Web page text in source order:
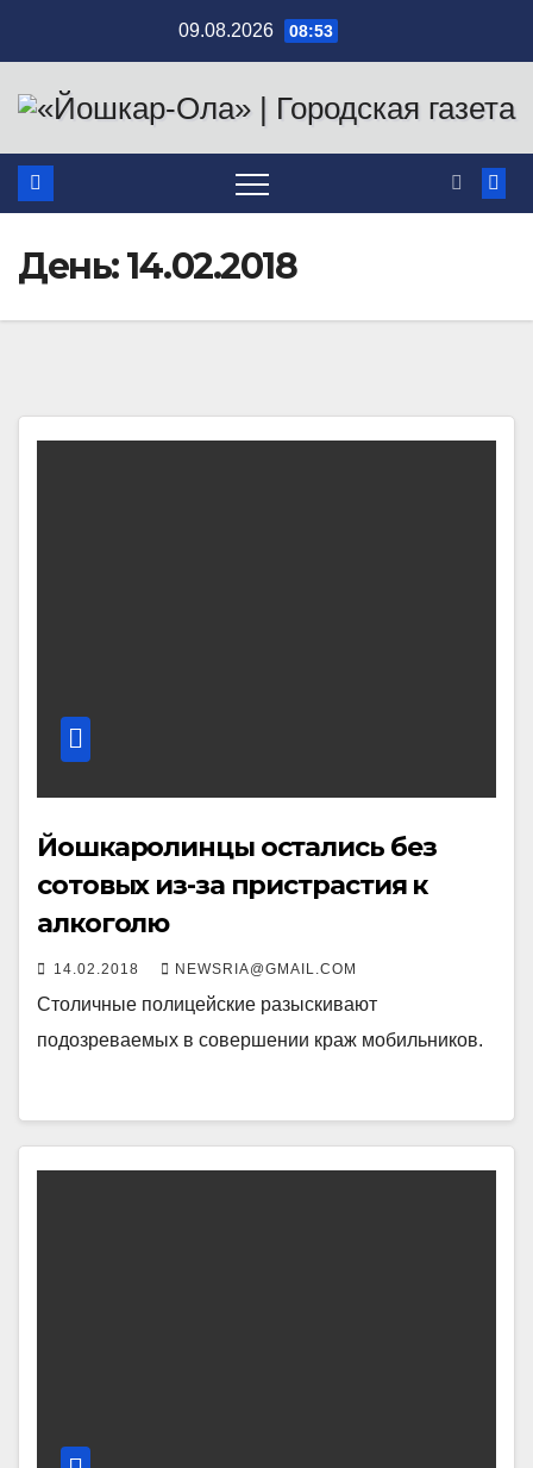
содержимому
09.08.2026 08:53
День:14.02.2018
Йошкаролинцы остались без
сотовых из-за пристрастия к
алкоголю
14.02.2018 NEWSRIA@GMAIL.COM
Столичные полицейские разыскивают
подозреваемых в совершении краж мобильников.